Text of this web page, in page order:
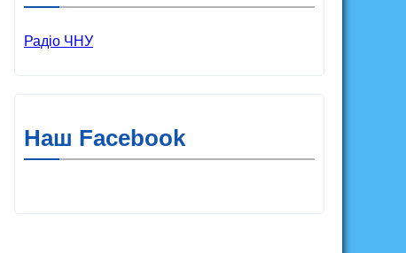
Радіо ЧНУ
Наш Facebook